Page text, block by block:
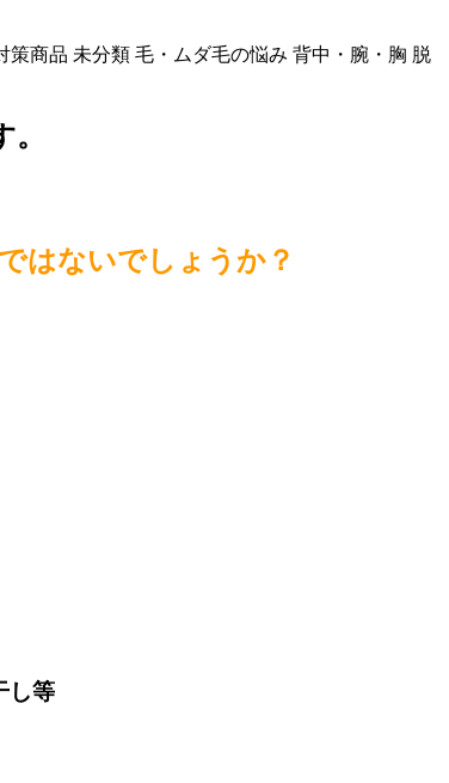
策商品 未分類 毛・ムダ毛の悩み 背中・腕・胸 脱
はないでしょうか？
し等